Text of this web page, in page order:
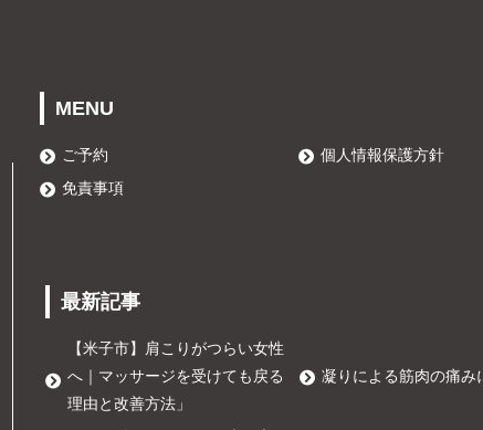
MENU
ご予約
個人情報保護方針
免責事項
最新記事
【米子市】肩こりがつらい女性
へ｜マッサージを受けても戻る
理由と改善方法」
凝りによる筋肉の痛み